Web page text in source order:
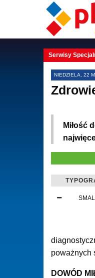
Serwisy
NIEDZIELA, 22
Miłość
poważnych
DOWÓD